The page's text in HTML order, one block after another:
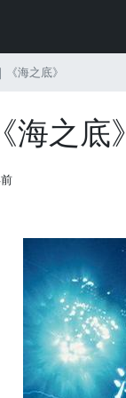
海之底》
海之底